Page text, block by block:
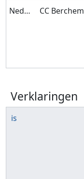
Nederlands
CC Berchem
Verklaringen
is